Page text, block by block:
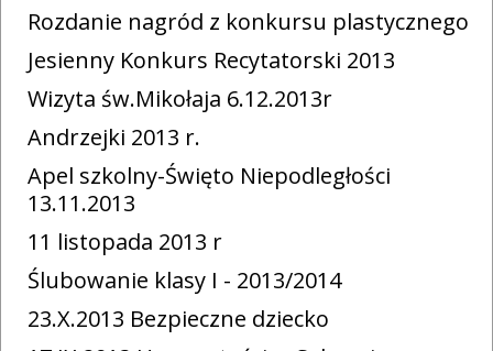
Rozdanie nagród z konkursu plastycznego
Jesienny Konkurs Recytatorski 2013
Wizyta św.Mikołaja 6.12.2013r
Andrzejki 2013 r.
Apel szkolny-Święto Niepodległości
13.11.2013
11 listopada 2013 r
Ślubowanie klasy I - 2013/2014
23.X.2013 Bezpieczne dziecko